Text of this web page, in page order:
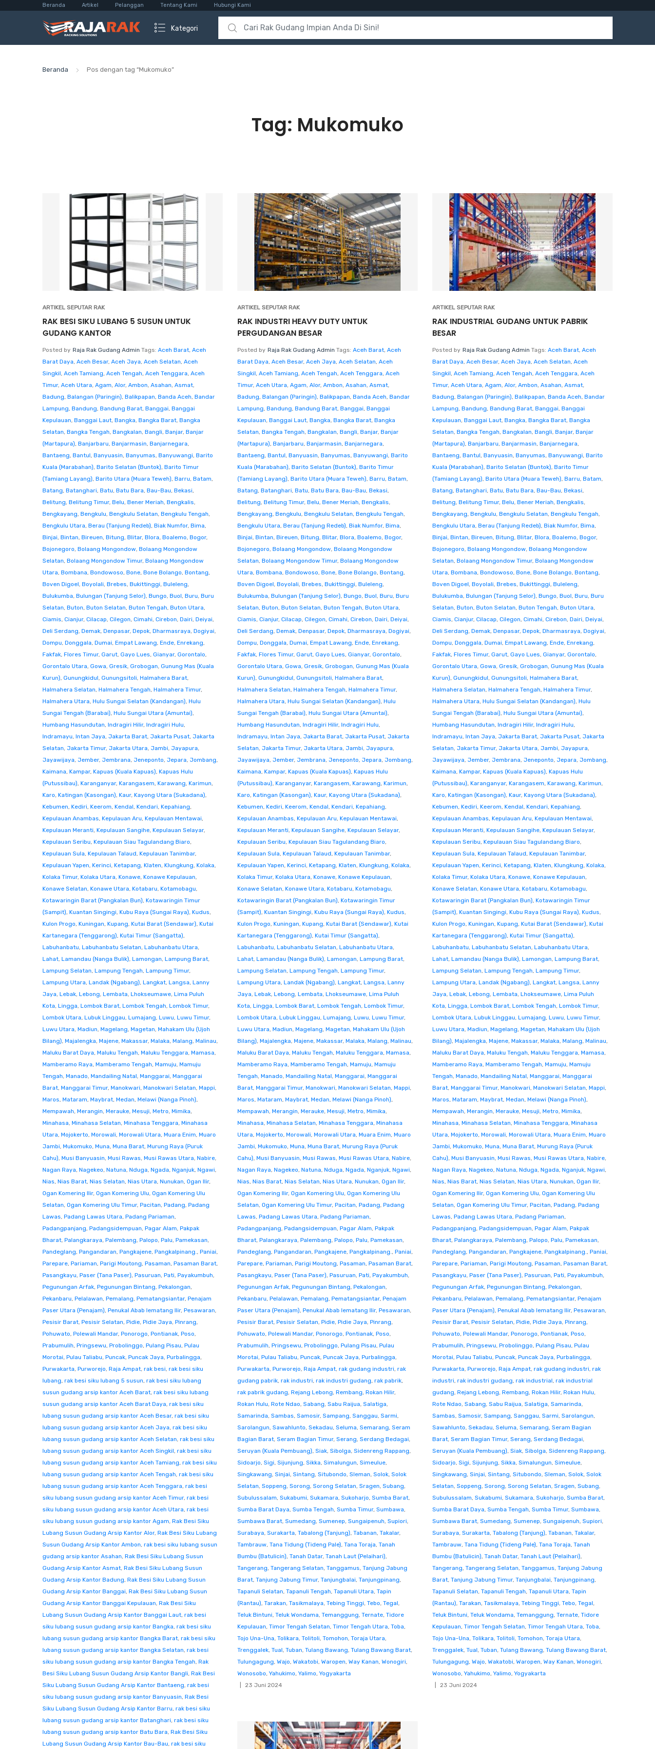
Beranda Artikel Pelanggan Tentang Kami Hubungi Kami
Kategori
Search for:
Beranda Pos dengan tag “Mukomuko”
Tag: Mukomuko
ARTIKEL SEPUTAR RAK
RAK BESI SIKU LUBANG 5 SUSUN UNTUK
GUDANG KANTOR
Posted by Raja Rak Gudang Admin Tags: Aceh Barat, Aceh
Barat Daya, Aceh Besar, Aceh Jaya, Aceh Selatan, Aceh
Singkil, Aceh Tamiang, Aceh Tengah, Aceh Tenggara, Aceh
Timur, Aceh Utara, Agam, Alor, Ambon, Asahan, Asmat,
Badung, Balangan (Paringin), Balikpapan, Banda Aceh, Bandar
Lampung, Bandung, Bandung Barat, Banggai, Banggai
Kepulauan, Banggai Laut, Bangka, Bangka Barat, Bangka
Selatan, Bangka Tengah, Bangkalan, Bangli, Banjar, Banjar
(Martapura), Banjarbaru, Banjarmasin, Banjarnegara,
Bantaeng, Bantul, Banyuasin, Banyumas, Banyuwangi, Barito
Kuala (Marabahan), Barito Selatan (Buntok), Barito Timur
(Tamiang Layang), Barito Utara (Muara Teweh), Barru, Batam,
Batang, Batanghari, Batu, Batu Bara, Bau-Bau, Bekasi,
Belitung, Belitung Timur, Belu, Bener Meriah, Bengkalis,
Bengkayang, Bengkulu, Bengkulu Selatan, Bengkulu Tengah,
Bengkulu Utara, Berau (Tanjung Redeb), Biak Numfor, Bima,
Binjai, Bintan, Bireuen, Bitung, Blitar, Blora, Boalemo, Bogor,
Bojonegoro, Bolaang Mongondow, Bolaang Mongondow
Selatan, Bolaang Mongondow Timur, Bolaang Mongondow
Utara, Bombana, Bondowoso, Bone, Bone Bolango, Bontang,
Boven Digoel, Boyolali, Brebes, Bukittinggi, Buleleng,
Bulukumba, Bulungan (Tanjung Selor), Bungo, Buol, Buru, Buru
Selatan, Buton, Buton Selatan, Buton Tengah, Buton Utara,
Ciamis, Cianjur, Cilacap, Cilegon, Cimahi, Cirebon, Dairi, Deiyai,
Deli Serdang, Demak, Denpasar, Depok, Dharmasraya, Dogiyai,
Dompu, Donggala, Dumai, Empat Lawang, Ende, Enrekang,
Fakfak, Flores Timur, Garut, Gayo Lues, Gianyar, Gorontalo,
Gorontalo Utara, Gowa, Gresik, Grobogan, Gunung Mas (Kuala
Kurun), Gunungkidul, Gunungsitoli, Halmahera Barat,
Halmahera Selatan, Halmahera Tengah, Halmahera Timur,
Halmahera Utara, Hulu Sungai Selatan (Kandangan), Hulu
Sungai Tengah (Barabai), Hulu Sungai Utara (Amuntai),
Humbang Hasundutan, Indragiri Hilir, Indragiri Hulu,
Indramayu, Intan Jaya, Jakarta Barat, Jakarta Pusat, Jakarta
Selatan, Jakarta Timur, Jakarta Utara, Jambi, Jayapura,
Jayawijaya, Jember, Jembrana, Jeneponto, Jepara, Jombang,
Kaimana, Kampar, Kapuas (Kuala Kapuas), Kapuas Hulu
(Putussibau), Karanganyar, Karangasem, Karawang, Karimun,
Karo, Katingan (Kasongan), Kaur, Kayong Utara (Sukadana),
Kebumen, Kediri, Keerom, Kendal, Kendari, Kepahiang,
Kepulauan Anambas, Kepulauan Aru, Kepulauan Mentawai,
Kepulauan Meranti, Kepulauan Sangihe, Kepulauan Selayar,
Kepulauan Seribu, Kepulauan Siau Tagulandang Biaro,
Kepulauan Sula, Kepulauan Talaud, Kepulauan Tanimbar,
Kepulauan Yapen, Kerinci, Ketapang, Klaten, Klungkung, Kolaka,
Kolaka Timur, Kolaka Utara, Konawe, Konawe Kepulauan,
Konawe Selatan, Konawe Utara, Kotabaru, Kotamobagu,
Kotawaringin Barat (Pangkalan Bun), Kotawaringin Timur
(Sampit), Kuantan Singingi, Kubu Raya (Sungai Raya), Kudus,
Kulon Progo, Kuningan, Kupang, Kutai Barat (Sendawar), Kutai
Kartanegara (Tenggarong), Kutai Timur (Sangatta),
Labuhanbatu, Labuhanbatu Selatan, Labuhanbatu Utara,
Lahat, Lamandau (Nanga Bulik), Lamongan, Lampung Barat,
Lampung Selatan, Lampung Tengah, Lampung Timur,
Lampung Utara, Landak (Ngabang), Langkat, Langsa, Lanny
Jaya, Lebak, Lebong, Lembata, Lhokseumawe, Lima Puluh
Kota, Lingga, Lombok Barat, Lombok Tengah, Lombok Timur,
Lombok Utara, Lubuk Linggau, Lumajang, Luwu, Luwu Timur,
Luwu Utara, Madiun, Magelang, Magetan, Mahakam Ulu (Ujoh
Bilang), Majalengka, Majene, Makassar, Malaka, Malang, Malinau,
Maluku Barat Daya, Maluku Tengah, Maluku Tenggara, Mamasa,
Mamberamo Raya, Mamberamo Tengah, Mamuju, Mamuju
Tengah, Manado, Mandailing Natal, Manggarai, Manggarai
Barat, Manggarai Timur, Manokwari, Manokwari Selatan, Mappi,
Maros, Mataram, Maybrat, Medan, Melawi (Nanga Pinoh),
Mempawah, Merangin, Merauke, Mesuji, Metro, Mimika,
Minahasa, Minahasa Selatan, Minahasa Tenggara, Minahasa
Utara, Mojokerto, Morowali, Morowali Utara, Muara Enim, Muaro
Jambi, Mukomuko, Muna, Muna Barat, Murung Raya (Puruk
Cahu), Musi Banyuasin, Musi Rawas, Musi Rawas Utara, Nabire,
Nagan Raya, Nagekeo, Natuna, Nduga, Ngada, Nganjuk, Ngawi,
Nias, Nias Barat, Nias Selatan, Nias Utara, Nunukan, Ogan Ilir,
Ogan Komering Ilir, Ogan Komering Ulu, Ogan Komering Ulu
Selatan, Ogan Komering Ulu Timur, Pacitan, Padang, Padang
Lawas, Padang Lawas Utara, Padang Pariaman,
Padangpanjang, Padangsidempuan, Pagar Alam, Pakpak
Bharat, Palangkaraya, Palembang, Palopo, Palu, Pamekasan,
Pandeglang, Pangandaran, Pangkajene, Pangkalpinang., Paniai,
Parepare, Pariaman, Parigi Moutong, Pasaman, Pasaman Barat,
Pasangkayu, Paser (Tana Paser), Pasuruan, Pati, Payakumbuh,
Pegunungan Arfak, Pegunungan Bintang, Pekalongan,
Pekanbaru, Pelalawan, Pemalang, Pematangsiantar, Penajam
Paser Utara (Penajam), Penukal Abab lematang Ilir, Pesawaran,
Pesisir Barat, Pesisir Selatan, Pidie, Pidie Jaya, Pinrang,
Pohuwato, Polewali Mandar, Ponorogo, Pontianak, Poso,
Prabumulih, Pringsewu, Probolinggo, Pulang Pisau, Pulau
Morotai, Pulau Taliabu, Puncak, Puncak Jaya, Purbalingga,
Purwakarta, Purworejo, Raja Ampat, rak besi, rak besi siku
lubang, rak besi siku lubang 5 susun, rak besi siku lubang
susun gudang arsip kantor Aceh Barat, rak besi siku lubang
susun gudang arsip kantor Aceh Barat Daya, rak besi siku
lubang susun gudang arsip kantor Aceh Besar, rak besi siku
lubang susun gudang arsip kantor Aceh Jaya, rak besi siku
lubang susun gudang arsip kantor Aceh Selatan, rak besi siku
lubang susun gudang arsip kantor Aceh Singkil, rak besi siku
lubang susun gudang arsip kantor Aceh Tamiang, rak besi siku
lubang susun gudang arsip kantor Aceh Tengah, rak besi siku
lubang susun gudang arsip kantor Aceh Tenggara, rak besi
siku lubang susun gudang arsip kantor Aceh Timur, rak besi
siku lubang susun gudang arsip kantor Aceh Utara, rak besi
siku lubang susun gudang arsip kantor Agam, Rak Besi Siku
Lubang Susun Gudang Arsip Kantor Alor, Rak Besi Siku Lubang
Susun Gudang Arsip Kantor Ambon, rak besi siku lubang susun
gudang arsip kantor Asahan, Rak Besi Siku Lubang Susun
Gudang Arsip Kantor Asmat, Rak Besi Siku Lubang Susun
Gudang Arsip Kantor Badung, Rak Besi Siku Lubang Susun
Gudang Arsip Kantor Banggai, Rak Besi Siku Lubang Susun
Gudang Arsip Kantor Banggai Kepulauan, Rak Besi Siku
Lubang Susun Gudang Arsip Kantor Banggai Laut, rak besi
siku lubang susun gudang arsip kantor Bangka, rak besi siku
lubang susun gudang arsip kantor Bangka Barat, rak besi siku
lubang susun gudang arsip kantor Bangka Selatan, rak besi
siku lubang susun gudang arsip kantor Bangka Tengah, Rak
Besi Siku Lubang Susun Gudang Arsip Kantor Bangli, Rak Besi
Siku Lubang Susun Gudang Arsip Kantor Bantaeng, rak besi
siku lubang susun gudang arsip kantor Banyuasin, Rak Besi
Siku Lubang Susun Gudang Arsip Kantor Barru, rak besi siku
lubang susun gudang arsip kantor Batanghari, rak besi siku
lubang susun gudang arsip kantor Batu Bara, Rak Besi Siku
Lubang Susun Gudang Arsip Kantor Bau-Bau, rak besi siku
ARTIKEL SEPUTAR RAK
RAK INDUSTRI HEAVY DUTY UNTUK
PERGUDANGAN BESAR
Posted by Raja Rak Gudang Admin Tags: Aceh Barat, Aceh
Barat Daya, Aceh Besar, Aceh Jaya, Aceh Selatan, Aceh
Singkil, Aceh Tamiang, Aceh Tengah, Aceh Tenggara, Aceh
Timur, Aceh Utara, Agam, Alor, Ambon, Asahan, Asmat,
Badung, Balangan (Paringin), Balikpapan, Banda Aceh, Bandar
Lampung, Bandung, Bandung Barat, Banggai, Banggai
Kepulauan, Banggai Laut, Bangka, Bangka Barat, Bangka
Selatan, Bangka Tengah, Bangkalan, Bangli, Banjar, Banjar
(Martapura), Banjarbaru, Banjarmasin, Banjarnegara,
Bantaeng, Bantul, Banyuasin, Banyumas, Banyuwangi, Barito
Kuala (Marabahan), Barito Selatan (Buntok), Barito Timur
(Tamiang Layang), Barito Utara (Muara Teweh), Barru, Batam,
Batang, Batanghari, Batu, Batu Bara, Bau-Bau, Bekasi,
Belitung, Belitung Timur, Belu, Bener Meriah, Bengkalis,
Bengkayang, Bengkulu, Bengkulu Selatan, Bengkulu Tengah,
Bengkulu Utara, Berau (Tanjung Redeb), Biak Numfor, Bima,
Binjai, Bintan, Bireuen, Bitung, Blitar, Blora, Boalemo, Bogor,
Bojonegoro, Bolaang Mongondow, Bolaang Mongondow
Selatan, Bolaang Mongondow Timur, Bolaang Mongondow
Utara, Bombana, Bondowoso, Bone, Bone Bolango, Bontang,
Boven Digoel, Boyolali, Brebes, Bukittinggi, Buleleng,
Bulukumba, Bulungan (Tanjung Selor), Bungo, Buol, Buru, Buru
Selatan, Buton, Buton Selatan, Buton Tengah, Buton Utara,
Ciamis, Cianjur, Cilacap, Cilegon, Cimahi, Cirebon, Dairi, Deiyai,
Deli Serdang, Demak, Denpasar, Depok, Dharmasraya, Dogiyai,
Dompu, Donggala, Dumai, Empat Lawang, Ende, Enrekang,
Fakfak, Flores Timur, Garut, Gayo Lues, Gianyar, Gorontalo,
Gorontalo Utara, Gowa, Gresik, Grobogan, Gunung Mas (Kuala
Kurun), Gunungkidul, Gunungsitoli, Halmahera Barat,
Halmahera Selatan, Halmahera Tengah, Halmahera Timur,
Halmahera Utara, Hulu Sungai Selatan (Kandangan), Hulu
Sungai Tengah (Barabai), Hulu Sungai Utara (Amuntai),
Humbang Hasundutan, Indragiri Hilir, Indragiri Hulu,
Indramayu, Intan Jaya, Jakarta Barat, Jakarta Pusat, Jakarta
Selatan, Jakarta Timur, Jakarta Utara, Jambi, Jayapura,
Jayawijaya, Jember, Jembrana, Jeneponto, Jepara, Jombang,
Kaimana, Kampar, Kapuas (Kuala Kapuas), Kapuas Hulu
(Putussibau), Karanganyar, Karangasem, Karawang, Karimun,
Karo, Katingan (Kasongan), Kaur, Kayong Utara (Sukadana),
Kebumen, Kediri, Keerom, Kendal, Kendari, Kepahiang,
Kepulauan Anambas, Kepulauan Aru, Kepulauan Mentawai,
Kepulauan Meranti, Kepulauan Sangihe, Kepulauan Selayar,
Kepulauan Seribu, Kepulauan Siau Tagulandang Biaro,
Kepulauan Sula, Kepulauan Talaud, Kepulauan Tanimbar,
Kepulauan Yapen, Kerinci, Ketapang, Klaten, Klungkung, Kolaka,
Kolaka Timur, Kolaka Utara, Konawe, Konawe Kepulauan,
Konawe Selatan, Konawe Utara, Kotabaru, Kotamobagu,
Kotawaringin Barat (Pangkalan Bun), Kotawaringin Timur
(Sampit), Kuantan Singingi, Kubu Raya (Sungai Raya), Kudus,
Kulon Progo, Kuningan, Kupang, Kutai Barat (Sendawar), Kutai
Kartanegara (Tenggarong), Kutai Timur (Sangatta),
Labuhanbatu, Labuhanbatu Selatan, Labuhanbatu Utara,
Lahat, Lamandau (Nanga Bulik), Lamongan, Lampung Barat,
Lampung Selatan, Lampung Tengah, Lampung Timur,
Lampung Utara, Landak (Ngabang), Langkat, Langsa, Lanny
Jaya, Lebak, Lebong, Lembata, Lhokseumawe, Lima Puluh
Kota, Lingga, Lombok Barat, Lombok Tengah, Lombok Timur,
Lombok Utara, Lubuk Linggau, Lumajang, Luwu, Luwu Timur,
Luwu Utara, Madiun, Magelang, Magetan, Mahakam Ulu (Ujoh
Bilang), Majalengka, Majene, Makassar, Malaka, Malang, Malinau,
Maluku Barat Daya, Maluku Tengah, Maluku Tenggara, Mamasa,
Mamberamo Raya, Mamberamo Tengah, Mamuju, Mamuju
Tengah, Manado, Mandailing Natal, Manggarai, Manggarai
Barat, Manggarai Timur, Manokwari, Manokwari Selatan, Mappi,
Maros, Mataram, Maybrat, Medan, Melawi (Nanga Pinoh),
Mempawah, Merangin, Merauke, Mesuji, Metro, Mimika,
Minahasa, Minahasa Selatan, Minahasa Tenggara, Minahasa
Utara, Mojokerto, Morowali, Morowali Utara, Muara Enim, Muaro
Jambi, Mukomuko, Muna, Muna Barat, Murung Raya (Puruk
Cahu), Musi Banyuasin, Musi Rawas, Musi Rawas Utara, Nabire,
Nagan Raya, Nagekeo, Natuna, Nduga, Ngada, Nganjuk, Ngawi,
Nias, Nias Barat, Nias Selatan, Nias Utara, Nunukan, Ogan Ilir,
Ogan Komering Ilir, Ogan Komering Ulu, Ogan Komering Ulu
Selatan, Ogan Komering Ulu Timur, Pacitan, Padang, Padang
Lawas, Padang Lawas Utara, Padang Pariaman,
Padangpanjang, Padangsidempuan, Pagar Alam, Pakpak
Bharat, Palangkaraya, Palembang, Palopo, Palu, Pamekasan,
Pandeglang, Pangandaran, Pangkajene, Pangkalpinang., Paniai,
Parepare, Pariaman, Parigi Moutong, Pasaman, Pasaman Barat,
Pasangkayu, Paser (Tana Paser), Pasuruan, Pati, Payakumbuh,
Pegunungan Arfak, Pegunungan Bintang, Pekalongan,
Pekanbaru, Pelalawan, Pemalang, Pematangsiantar, Penajam
Paser Utara (Penajam), Penukal Abab lematang Ilir, Pesawaran,
Pesisir Barat, Pesisir Selatan, Pidie, Pidie Jaya, Pinrang,
Pohuwato, Polewali Mandar, Ponorogo, Pontianak, Poso,
Prabumulih, Pringsewu, Probolinggo, Pulang Pisau, Pulau
Morotai, Pulau Taliabu, Puncak, Puncak Jaya, Purbalingga,
Purwakarta, Purworejo, Raja Ampat, rak gudang industri, rak
gudang pabrik, rak industri, rak industri gudang, rak pabrik,
rak pabrik gudang, Rejang Lebong, Rembang, Rokan Hilir,
Rokan Hulu, Rote Ndao, Sabang, Sabu Raijua, Salatiga,
Samarinda, Sambas, Samosir, Sampang, Sanggau, Sarmi,
Sarolangun, Sawahlunto, Sekadau, Seluma, Semarang, Seram
Bagian Barat, Seram Bagian Timur, Serang, Serdang Bedagai,
Seruyan (Kuala Pembuang), Siak, Sibolga, Sidenreng Rappang,
Sidoarjo, Sigi, Sijunjung, Sikka, Simalungun, Simeulue,
Singkawang, Sinjai, Sintang, Situbondo, Sleman, Solok, Solok
Selatan, Soppeng, Sorong, Sorong Selatan, Sragen, Subang,
Subulussalam, Sukabumi, Sukamara, Sukoharjo, Sumba Barat,
Sumba Barat Daya, Sumba Tengah, Sumba Timur, Sumbawa,
Sumbawa Barat, Sumedang, Sumenep, Sungaipenuh, Supiori,
Surabaya, Surakarta, Tabalong (Tanjung), Tabanan, Takalar,
Tambrauw, Tana Tidung (Tideng Pale), Tana Toraja, Tanah
Bumbu (Batulicin), Tanah Datar, Tanah Laut (Pelaihari),
Tangerang, Tangerang Selatan, Tanggamus, Tanjung Jabung
Barat, Tanjung Jabung Timur, Tanjungbalai, Tanjungpinang,
Tapanuli Selatan, Tapanuli Tengah, Tapanuli Utara, Tapin
(Rantau), Tarakan, Tasikmalaya, Tebing Tinggi, Tebo, Tegal,
Teluk Bintuni, Teluk Wondama, Temanggung, Ternate, Tidore
Kepulauan, Timor Tengah Selatan, Timor Tengah Utara, Toba,
Tojo Una-Una, Tolikara, Tolitoli, Tomohon, Toraja Utara,
Trenggalek, Tual, Tuban, Tulang Bawang, Tulang Bawang Barat,
Tulungagung, Wajo, Wakatobi, Waropen, Way Kanan, Wonogiri,
Wonosobo, Yahukimo, Yalimo, Yogyakarta
23 Juni 2024
ARTIKEL SEPUTAR RAK
RAK INDUSTRIAL GUDANG UNTUK PABRIK
BESAR
Posted by Raja Rak Gudang Admin Tags: Aceh Barat, Aceh
Barat Daya, Aceh Besar, Aceh Jaya, Aceh Selatan, Aceh
Singkil, Aceh Tamiang, Aceh Tengah, Aceh Tenggara, Aceh
Timur, Aceh Utara, Agam, Alor, Ambon, Asahan, Asmat,
Badung, Balangan (Paringin), Balikpapan, Banda Aceh, Bandar
Lampung, Bandung, Bandung Barat, Banggai, Banggai
Kepulauan, Banggai Laut, Bangka, Bangka Barat, Bangka
Selatan, Bangka Tengah, Bangkalan, Bangli, Banjar, Banjar
(Martapura), Banjarbaru, Banjarmasin, Banjarnegara,
Bantaeng, Bantul, Banyuasin, Banyumas, Banyuwangi, Barito
Kuala (Marabahan), Barito Selatan (Buntok), Barito Timur
(Tamiang Layang), Barito Utara (Muara Teweh), Barru, Batam,
Batang, Batanghari, Batu, Batu Bara, Bau-Bau, Bekasi,
Belitung, Belitung Timur, Belu, Bener Meriah, Bengkalis,
Bengkayang, Bengkulu, Bengkulu Selatan, Bengkulu Tengah,
Bengkulu Utara, Berau (Tanjung Redeb), Biak Numfor, Bima,
Binjai, Bintan, Bireuen, Bitung, Blitar, Blora, Boalemo, Bogor,
Bojonegoro, Bolaang Mongondow, Bolaang Mongondow
Selatan, Bolaang Mongondow Timur, Bolaang Mongondow
Utara, Bombana, Bondowoso, Bone, Bone Bolango, Bontang,
Boven Digoel, Boyolali, Brebes, Bukittinggi, Buleleng,
Bulukumba, Bulungan (Tanjung Selor), Bungo, Buol, Buru, Buru
Selatan, Buton, Buton Selatan, Buton Tengah, Buton Utara,
Ciamis, Cianjur, Cilacap, Cilegon, Cimahi, Cirebon, Dairi, Deiyai,
Deli Serdang, Demak, Denpasar, Depok, Dharmasraya, Dogiyai,
Dompu, Donggala, Dumai, Empat Lawang, Ende, Enrekang,
Fakfak, Flores Timur, Garut, Gayo Lues, Gianyar, Gorontalo,
Gorontalo Utara, Gowa, Gresik, Grobogan, Gunung Mas (Kuala
Kurun), Gunungkidul, Gunungsitoli, Halmahera Barat,
Halmahera Selatan, Halmahera Tengah, Halmahera Timur,
Halmahera Utara, Hulu Sungai Selatan (Kandangan), Hulu
Sungai Tengah (Barabai), Hulu Sungai Utara (Amuntai),
Humbang Hasundutan, Indragiri Hilir, Indragiri Hulu,
Indramayu, Intan Jaya, Jakarta Barat, Jakarta Pusat, Jakarta
Selatan, Jakarta Timur, Jakarta Utara, Jambi, Jayapura,
Jayawijaya, Jember, Jembrana, Jeneponto, Jepara, Jombang,
Kaimana, Kampar, Kapuas (Kuala Kapuas), Kapuas Hulu
(Putussibau), Karanganyar, Karangasem, Karawang, Karimun,
Karo, Katingan (Kasongan), Kaur, Kayong Utara (Sukadana),
Kebumen, Kediri, Keerom, Kendal, Kendari, Kepahiang,
Kepulauan Anambas, Kepulauan Aru, Kepulauan Mentawai,
Kepulauan Meranti, Kepulauan Sangihe, Kepulauan Selayar,
Kepulauan Seribu, Kepulauan Siau Tagulandang Biaro,
Kepulauan Sula, Kepulauan Talaud, Kepulauan Tanimbar,
Kepulauan Yapen, Kerinci, Ketapang, Klaten, Klungkung, Kolaka,
Kolaka Timur, Kolaka Utara, Konawe, Konawe Kepulauan,
Konawe Selatan, Konawe Utara, Kotabaru, Kotamobagu,
Kotawaringin Barat (Pangkalan Bun), Kotawaringin Timur
(Sampit), Kuantan Singingi, Kubu Raya (Sungai Raya), Kudus,
Kulon Progo, Kuningan, Kupang, Kutai Barat (Sendawar), Kutai
Kartanegara (Tenggarong), Kutai Timur (Sangatta),
Labuhanbatu, Labuhanbatu Selatan, Labuhanbatu Utara,
Lahat, Lamandau (Nanga Bulik), Lamongan, Lampung Barat,
Lampung Selatan, Lampung Tengah, Lampung Timur,
Lampung Utara, Landak (Ngabang), Langkat, Langsa, Lanny
Jaya, Lebak, Lebong, Lembata, Lhokseumawe, Lima Puluh
Kota, Lingga, Lombok Barat, Lombok Tengah, Lombok Timur,
Lombok Utara, Lubuk Linggau, Lumajang, Luwu, Luwu Timur,
Luwu Utara, Madiun, Magelang, Magetan, Mahakam Ulu (Ujoh
Bilang), Majalengka, Majene, Makassar, Malaka, Malang, Malinau,
Maluku Barat Daya, Maluku Tengah, Maluku Tenggara, Mamasa,
Mamberamo Raya, Mamberamo Tengah, Mamuju, Mamuju
Tengah, Manado, Mandailing Natal, Manggarai, Manggarai
Barat, Manggarai Timur, Manokwari, Manokwari Selatan, Mappi,
Maros, Mataram, Maybrat, Medan, Melawi (Nanga Pinoh),
Mempawah, Merangin, Merauke, Mesuji, Metro, Mimika,
Minahasa, Minahasa Selatan, Minahasa Tenggara, Minahasa
Utara, Mojokerto, Morowali, Morowali Utara, Muara Enim, Muaro
Jambi, Mukomuko, Muna, Muna Barat, Murung Raya (Puruk
Cahu), Musi Banyuasin, Musi Rawas, Musi Rawas Utara, Nabire,
Nagan Raya, Nagekeo, Natuna, Nduga, Ngada, Nganjuk, Ngawi,
Nias, Nias Barat, Nias Selatan, Nias Utara, Nunukan, Ogan Ilir,
Ogan Komering Ilir, Ogan Komering Ulu, Ogan Komering Ulu
Selatan, Ogan Komering Ulu Timur, Pacitan, Padang, Padang
Lawas, Padang Lawas Utara, Padang Pariaman,
Padangpanjang, Padangsidempuan, Pagar Alam, Pakpak
Bharat, Palangkaraya, Palembang, Palopo, Palu, Pamekasan,
Pandeglang, Pangandaran, Pangkajene, Pangkalpinang., Paniai,
Parepare, Pariaman, Parigi Moutong, Pasaman, Pasaman Barat,
Pasangkayu, Paser (Tana Paser), Pasuruan, Pati, Payakumbuh,
Pegunungan Arfak, Pegunungan Bintang, Pekalongan,
Pekanbaru, Pelalawan, Pemalang, Pematangsiantar, Penajam
Paser Utara (Penajam), Penukal Abab lematang Ilir, Pesawaran,
Pesisir Barat, Pesisir Selatan, Pidie, Pidie Jaya, Pinrang,
Pohuwato, Polewali Mandar, Ponorogo, Pontianak, Poso,
Prabumulih, Pringsewu, Probolinggo, Pulang Pisau, Pulau
Morotai, Pulau Taliabu, Puncak, Puncak Jaya, Purbalingga,
Purwakarta, Purworejo, Raja Ampat, rak gudang industri, rak
industri, rak industri gudang, rak industrial, rak industrial
gudang, Rejang Lebong, Rembang, Rokan Hilir, Rokan Hulu,
Rote Ndao, Sabang, Sabu Raijua, Salatiga, Samarinda,
Sambas, Samosir, Sampang, Sanggau, Sarmi, Sarolangun,
Sawahlunto, Sekadau, Seluma, Semarang, Seram Bagian
Barat, Seram Bagian Timur, Serang, Serdang Bedagai,
Seruyan (Kuala Pembuang), Siak, Sibolga, Sidenreng Rappang,
Sidoarjo, Sigi, Sijunjung, Sikka, Simalungun, Simeulue,
Singkawang, Sinjai, Sintang, Situbondo, Sleman, Solok, Solok
Selatan, Soppeng, Sorong, Sorong Selatan, Sragen, Subang,
Subulussalam, Sukabumi, Sukamara, Sukoharjo, Sumba Barat,
Sumba Barat Daya, Sumba Tengah, Sumba Timur, Sumbawa,
Sumbawa Barat, Sumedang, Sumenep, Sungaipenuh, Supiori,
Surabaya, Surakarta, Tabalong (Tanjung), Tabanan, Takalar,
Tambrauw, Tana Tidung (Tideng Pale), Tana Toraja, Tanah
Bumbu (Batulicin), Tanah Datar, Tanah Laut (Pelaihari),
Tangerang, Tangerang Selatan, Tanggamus, Tanjung Jabung
Barat, Tanjung Jabung Timur, Tanjungbalai, Tanjungpinang,
Tapanuli Selatan, Tapanuli Tengah, Tapanuli Utara, Tapin
(Rantau), Tarakan, Tasikmalaya, Tebing Tinggi, Tebo, Tegal,
Teluk Bintuni, Teluk Wondama, Temanggung, Ternate, Tidore
Kepulauan, Timor Tengah Selatan, Timor Tengah Utara, Toba,
Tojo Una-Una, Tolikara, Tolitoli, Tomohon, Toraja Utara,
Trenggalek, Tual, Tuban, Tulang Bawang, Tulang Bawang Barat,
Tulungagung, Wajo, Wakatobi, Waropen, Way Kanan, Wonogiri,
Wonosobo, Yahukimo, Yalimo, Yogyakarta
23 Juni 2024